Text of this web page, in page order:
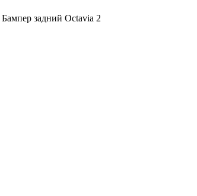
Бампер задний Octavia 2